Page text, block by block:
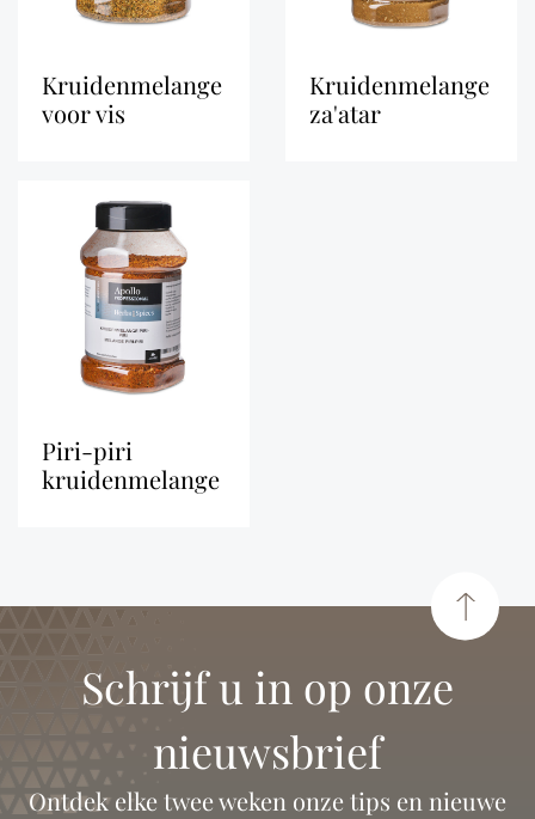
kruidenmelange
voor vis
kruidenmelange
za'atar
piri-piri
kruidenmelange
Schrijf u in op onze
nieuwsbrief
Ontdek elke twee weken onze tips en nieuwe